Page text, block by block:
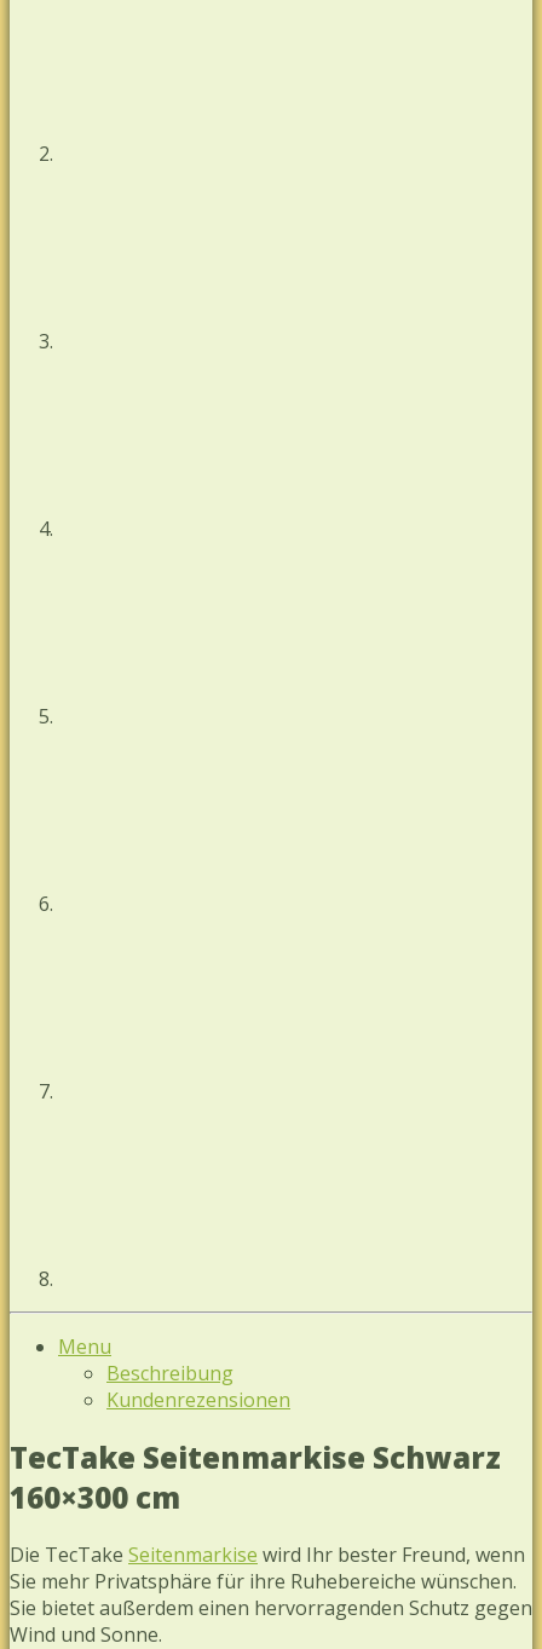
Menu
Beschreibung
Kundenrezensionen
TecTake Seitenmarkise Schwarz
160×300 cm
Die TecTake Seitenmarkise wird Ihr bester Freund, wenn
Sie mehr Privatsphäre für ihre Ruhebereiche wünschen.
Sie bietet außerdem einen hervorragenden Schutz gegen
Wind und Sonne.